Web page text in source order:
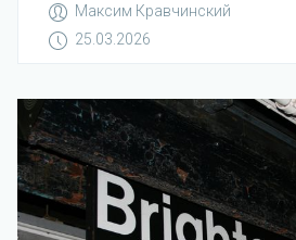
Максим Кравчинский
25.03.2026